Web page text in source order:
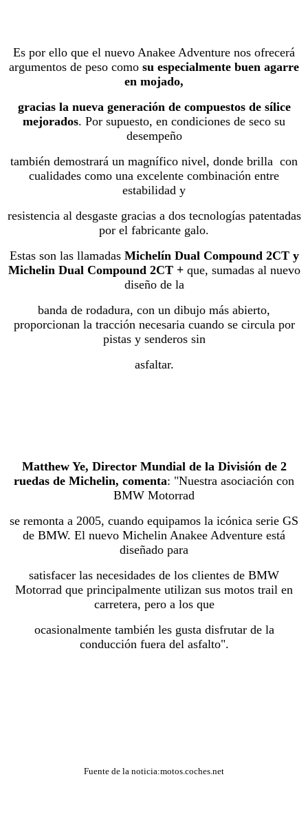
Es por ello que el nuevo Anakee Adventure nos ofrecerá
argumentos de peso como su especialmente buen agarre
en mojado,
gracias la nueva generación de compuestos de sílice
mejorados. Por supuesto, en condiciones de seco su
desempeño
también demostrará un magnífico nivel, donde brilla con
cualidades como una excelente combinación entre
estabilidad y
resistencia al desgaste gracias a dos tecnologías patentadas
por el fabricante galo.
Estas son las llamadas Michelín Dual Compound 2CT y
Michelin Dual Compound 2CT +que, sumadas al nuevo
diseño de la
banda de rodadura, con un dibujo más abierto,
proporcionan la tracción necesaria cuando se circula por
pistas y senderos sin
asfaltar.
Matthew Ye, Director Mundial de la División de 2
ruedas de Michelin, comenta: "Nuestra asociación con
BMW Motorrad
se remonta a 2005, cuando equipamos la icónica serie GS
de BMW. El nuevo Michelin Anakee Adventure está
diseñado para
satisfacer las necesidades de los clientes de BMW
Motorrad que principalmente utilizan sus motos trail en
carretera, pero a los que
ocasionalmente también les gusta disfrutar de la
conducción fuera del asfalto".
Fuente de la noticia:motos.coches.net